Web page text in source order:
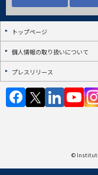
トップページ
個人情報の取り扱いについて
プレスリリース
© Institute